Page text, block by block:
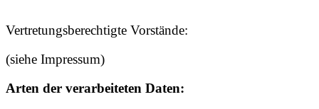
Vertretungsberechtigte Vorstände:
(siehe Impressum)
Arten der verarbeiteten Daten: